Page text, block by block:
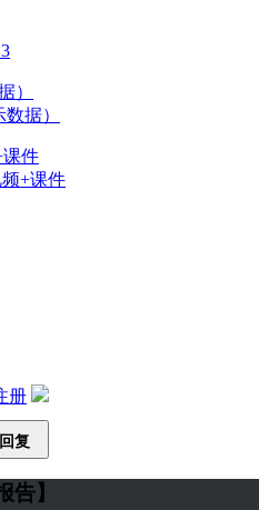
据）
+课件
册
复
告】